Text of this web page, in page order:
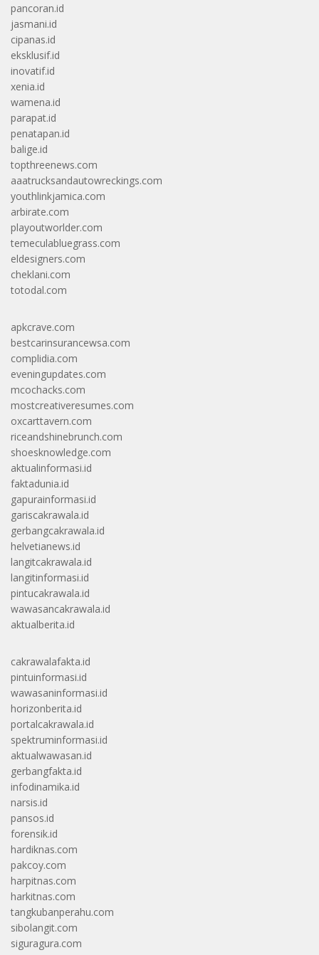
pancoran.id
jasmani.id
cipanas.id
eksklusif.id
inovatif.id
xenia.id
wamena.id
parapat.id
penatapan.id
balige.id
topthreenews.com
aaatrucksandautowreckings.com
youthlinkjamica.com
arbirate.com
playoutworlder.com
temeculabluegrass.com
eldesigners.com
cheklani.com
totodal.com
apkcrave.com
bestcarinsurancewsa.com
complidia.com
eveningupdates.com
mcochacks.com
mostcreativeresumes.com
oxcarttavern.com
riceandshinebrunch.com
shoesknowledge.com
aktualinformasi.id
faktadunia.id
gapurainformasi.id
gariscakrawala.id
gerbangcakrawala.id
helvetianews.id
langitcakrawala.id
langitinformasi.id
pintucakrawala.id
wawasancakrawala.id
aktualberita.id
cakrawalafakta.id
pintuinformasi.id
wawasaninformasi.id
horizonberita.id
portalcakrawala.id
spektruminformasi.id
aktualwawasan.id
gerbangfakta.id
infodinamika.id
narsis.id
pansos.id
forensik.id
hardiknas.com
pakcoy.com
harpitnas.com
harkitnas.com
tangkubanperahu.com
sibolangit.com
siguragura.com